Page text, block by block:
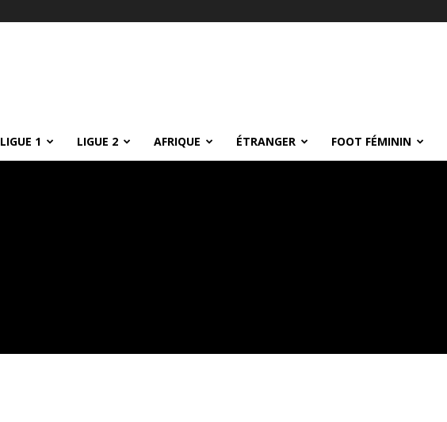
LIGUE 1 LIGUE 2 AFRIQUE ÉTRANGER FOOT FÉMININ